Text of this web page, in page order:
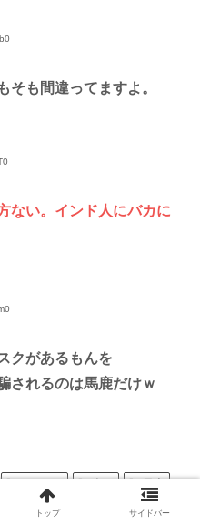
そも間違ってますよ。
ない。インド人にバカに
クがあるもんを
されるのは馬鹿だけｗ
トップ サイドバー